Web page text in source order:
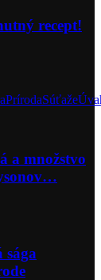
recept!
PrírodaSúťaže
a množstvo
sága